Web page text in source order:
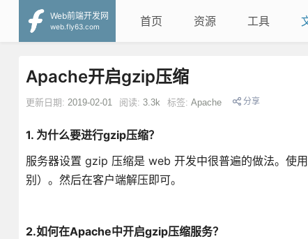
Web前端开发网
web.fly63.com
首页 资源 工具
Apache开启gzip压缩
更新日期: 2019-02-01 阅读: 3.3k 标签: Apache 分享
1. 为什么要进行gzip压缩？
服务器设置 gzip 压缩是 web 开发中很普遍的做法。使
别）。然后在客户端解压即可。
2.如何在Apache中开启gzip压缩服务？